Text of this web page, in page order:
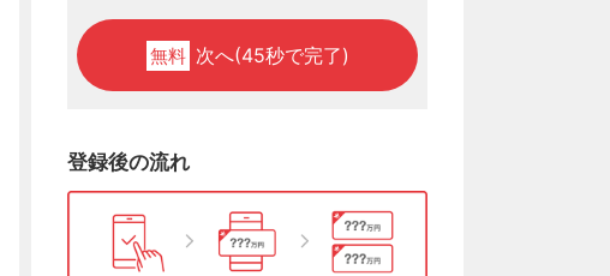
無料 次へ(45秒で完了)
登録後の流れ